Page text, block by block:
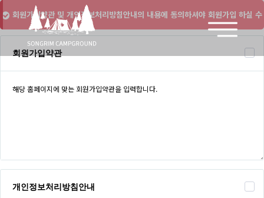
회원가입약관 및 개인정보처리방침안내의 내용에 동의하셔야 회원가입 하실 수
회원가입약관
개인정보처리방침안내